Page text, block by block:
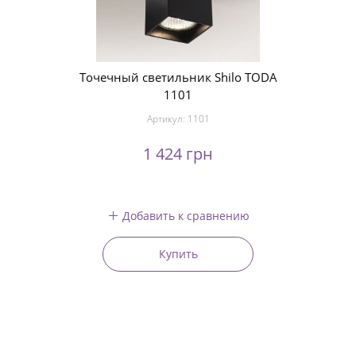
Точечный светильник Shilo TODA
1101
Артикул: 1101
1 424 грн
Добавить к сравнению
Купить